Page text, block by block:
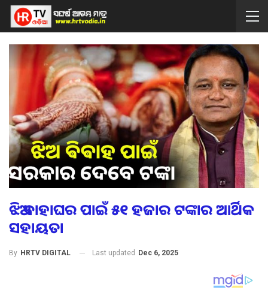
ଝିଅ ବାହାଘର ପାଇଁ ୫୧ ହଜାର ଟଙ୍କାର ଆର୍ଥିକ
ସହାୟତା
By HRTV DIGITAL Last updated Dec 6, 2025